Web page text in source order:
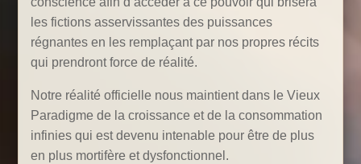
les fictions asservissantes des puissances
régnantes en les remplaçant par nos propres récits
qui prendront force de réalité.
Notre réalité officielle nous maintient dans le Vieux
Paradigme de la croissance et de la consommation
infinies qui est devenu intenable pour être de plus
en plus mortifère et dysfonctionnel.